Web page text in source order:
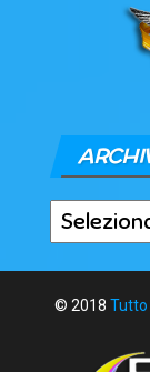
Archivi
© 2018 Tutto